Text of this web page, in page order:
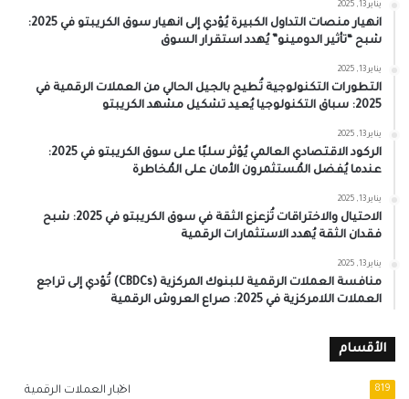
يناير 13, 2025
انهيار منصات التداول الكبيرة يُؤدي إلى انهيار سوق الكريبتو في 2025:
شبح “تأثير الدومينو” يُهدد استقرار السوق
يناير 13, 2025
التطورات التكنولوجية تُطيح بالجيل الحالي من العملات الرقمية في
2025: سباق التكنولوجيا يُعيد تشكيل مشهد الكريبتو
يناير 13, 2025
الركود الاقتصادي العالمي يُؤثر سلبًا على سوق الكريبتو في 2025:
عندما يُفضل المُستثمرون الأمان على المُخاطرة
يناير 13, 2025
الاحتيال والاختراقات تُزعزع الثقة في سوق الكريبتو في 2025: شبح
فقدان الثقة يُهدد الاستثمارات الرقمية
يناير 13, 2025
منافسة العملات الرقمية للبنوك المركزية (CBDCs) تُؤدي إلى تراجع
العملات اللامركزية في 2025: صراع العروش الرقمية
الأقسام
اخبار العملات الرقمية 819